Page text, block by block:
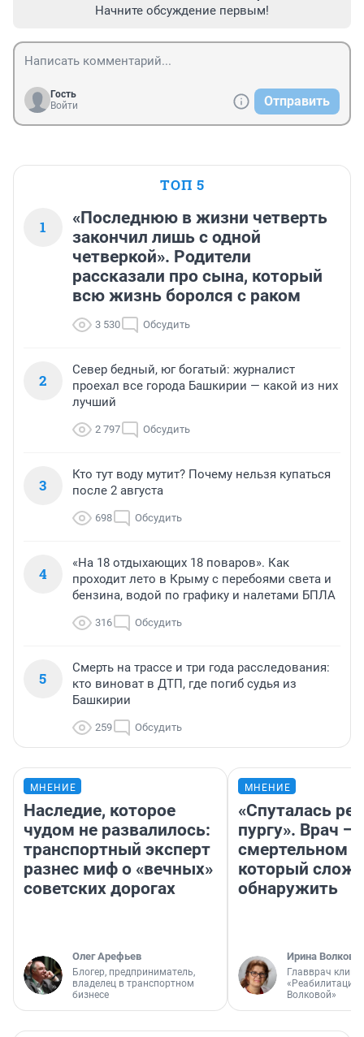
Начните обсуждение первым!
Гость
Войти
Отправить
ТОП 5
1
«Последнюю в жизни четверть
закончил лишь с одной
четверкой». Родители
рассказали про сына, который
всю жизнь боролся с раком
3 530 Обсудить
2
Север бедный, юг богатый: журналист
проехал все города Башкирии — какой из них
лучший
2 797 Обсудить
3
Кто тут воду мутит? Почему нельзя купаться
после 2 августа
698 Обсудить
4
«На 18 отдыхающих 18 поваров». Как
проходит лето в Крыму с перебоями света и
бензина, водой по графику и налетами БПЛА
316 Обсудить
5
Смерть на трассе и три года расследования:
кто виноват в ДТП, где погиб судья из
Башкирии
259 Обсудить
МНЕНИЕ
Наследие, которое
чудом не развалилось:
транспортный эксперт
разнес миф о «вечных»
советских дорогах
Олег Арефьев
Блогер, предприниматель,
владелец в транспортном
бизнесе
МНЕНИЕ
«Спуталась
пургу». Врач —
смертельном
который
обнаружить
Ирина Волкова
Главврач
«Реабилитация
Волковой»